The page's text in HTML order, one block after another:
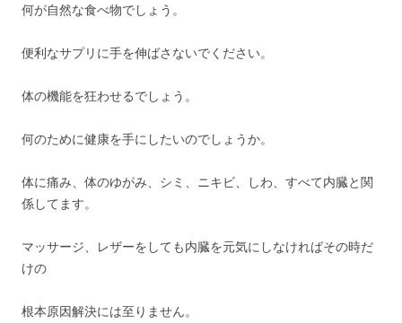
何が自然な食べ物でしょう。
便利なサプリに手を伸ばさないでください。
体の機能を狂わせるでしょう。
何のために健康を手にしたいのでしょうか。
体に痛み、体のゆがみ、シミ、ニキビ、しわ、すべて内臓と関
係してます。
マッサージ、レザーをしても内臓を元気にしなければその時だ
けの
根本原因解決には至りません。